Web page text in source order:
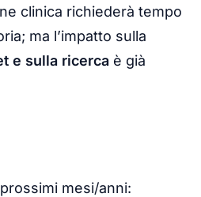
clinica richiederà tempo
ma l’impatto sulla
e sulla ricerca è già
mesi/anni: